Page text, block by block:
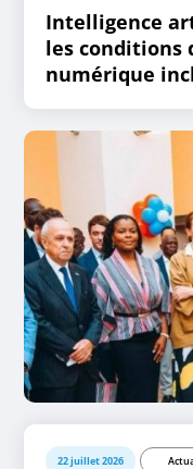
Intelligence
les conditions
numérique
22 juillet 2026